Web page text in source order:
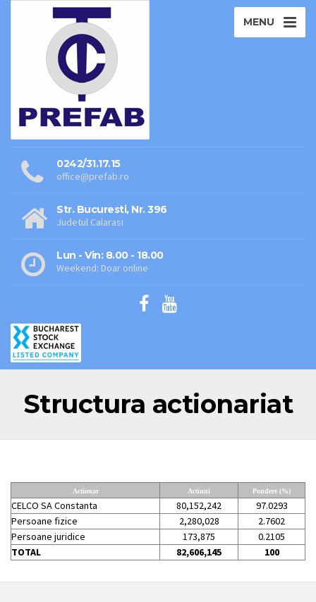
MENU
0242/31.17.15
office@prefab.ro
Str. Bucuresti, Nr. 396
Judetul Calarasi
Lun - Vin: 8.00 - 18.00
Weekend: Doar online
Structura actionariat
Actionar Actiuni Pondere (%)
CELCO SA Constanta 80,152,242
97.0293
Persoane fizice
2,280,028
2.7602
Persoane juridice
173,875
0.2105
TOTAL
82,606,145 100